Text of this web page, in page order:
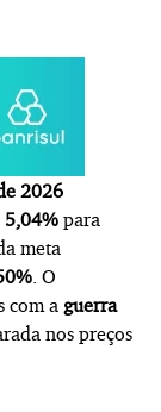
2026
5,04% para
meta
. O
com a guerra
nos preços